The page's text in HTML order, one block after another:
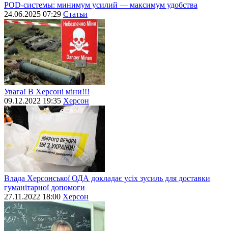
POD-системы: минимум усилий — максимум удобства
24.06.2025 07:29 Статьи
Увага! В Херсоні міни!!!
09.12.2022 19:35 Херсон
Влада Херсонської ОДА докладає усіх зусиль для доставки
гуманітарної допомоги
27.11.2022 18:00 Херсон